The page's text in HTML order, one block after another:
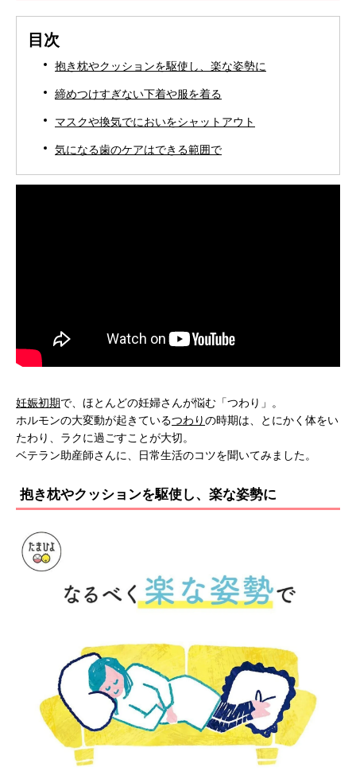
目次
抱き枕やクッションを駆使し、楽な姿勢に
締めつけすぎない下着や服を着る
マスクや換気でにおいをシャットアウト
気になる歯のケアはできる範囲で
妊娠初期で、ほとんどの妊婦さんが悩む「つわり」。
ホルモンの大変動が起きているつわりの時期は、とにかく体をい
たわり、ラクに過ごすことが大切。
ベテラン助産師さんに、日常生活のコツを聞いてみました。
抱き枕やクッションを駆使し、楽な姿勢に